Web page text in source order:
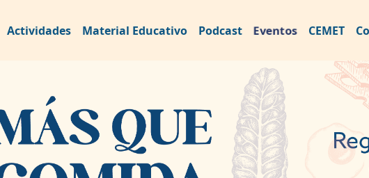
Actividades Material Educativo Podcast Eventos CEMET